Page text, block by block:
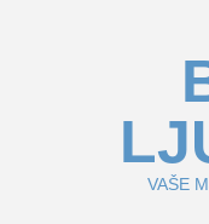
VAŠE